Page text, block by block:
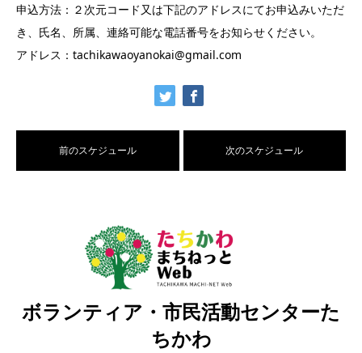
申込方法：２次元コード又は下記のアドレスにてお申込みいただ
き、氏名、所属、連絡可能な電話番号をお知らせください。
アドレス：tachikawaoyanokai@gmail.com
前のスケジュール 次のスケジュール
ボランティア・市民活動センターた
ちかわ